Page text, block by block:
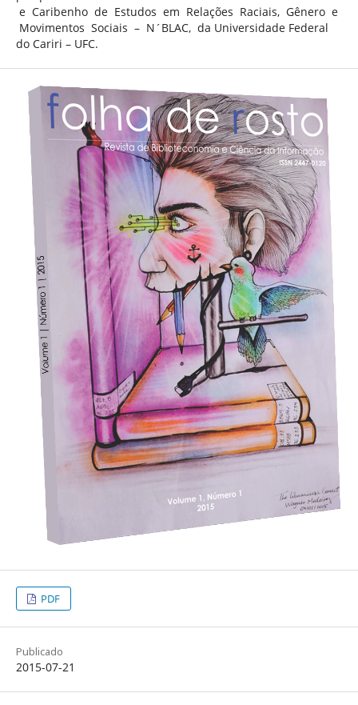
e Caribenho de Estudos em Relações Raciais, Gênero e
Movimentos Sociais – N´BLAC, da Universidade Federal
do Cariri – UFC.
PDF
Publicado
2015-07-21